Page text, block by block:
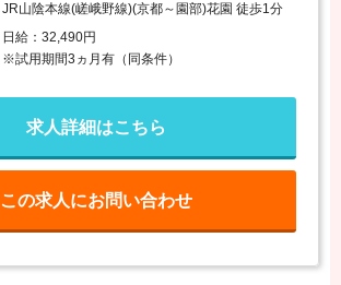
JR山陰本線(嵯峨野線)(京都～園部)花園 徒歩1分
日給：32,490円
※試用期間3ヵ月有（同条件）
求人詳細はこちら
この求人にお問い合わせ